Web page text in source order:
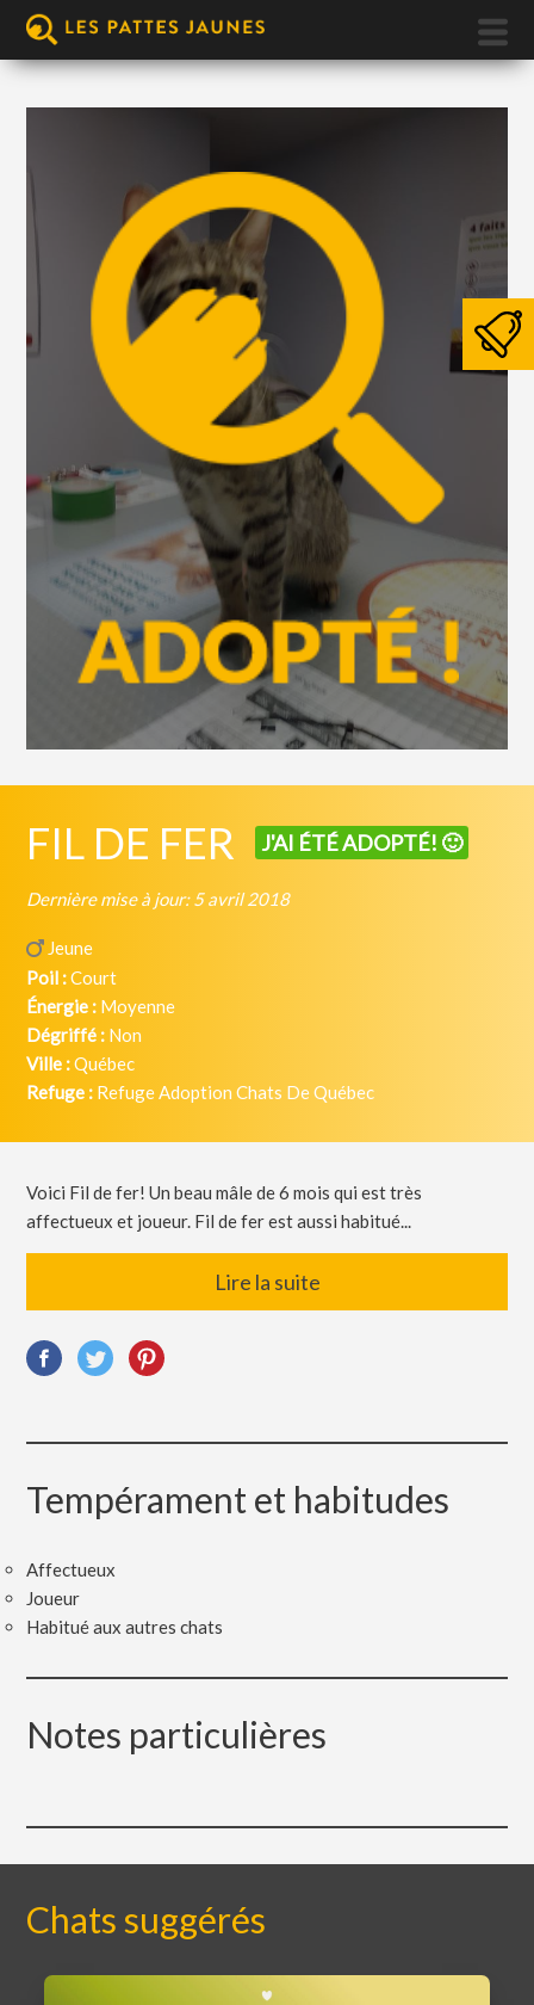
FIL DE FER J'AI ÉTÉ ADOPTÉ! 🙂
Dernière mise à jour: 5 avril 2018
Jeune
Poil :Court
Énergie : Moyenne
Dégriffé : Non
Ville :Québec
Refuge : Refuge Adoption Chats De Québec
Voici Fil de fer! Un beau mâle de 6 mois qui est très
affectueux et joueur. Fil de fer est aussi habitué...
Lire la suite
Tempérament et habitudes
Affectueux
Joueur
Habitué aux autres chats
Notes particulières
Chats suggérés